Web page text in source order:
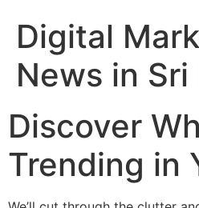
Digital
News in Sri
Discover
Trending in